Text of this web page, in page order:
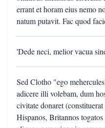
errant et horam eius nemo
natum putavit. Fac quod
'Dede neci, melior vacua
Sed Clotho "ego
adicere illi volebam, dum
civitate donaret
Hispanos, Britannos